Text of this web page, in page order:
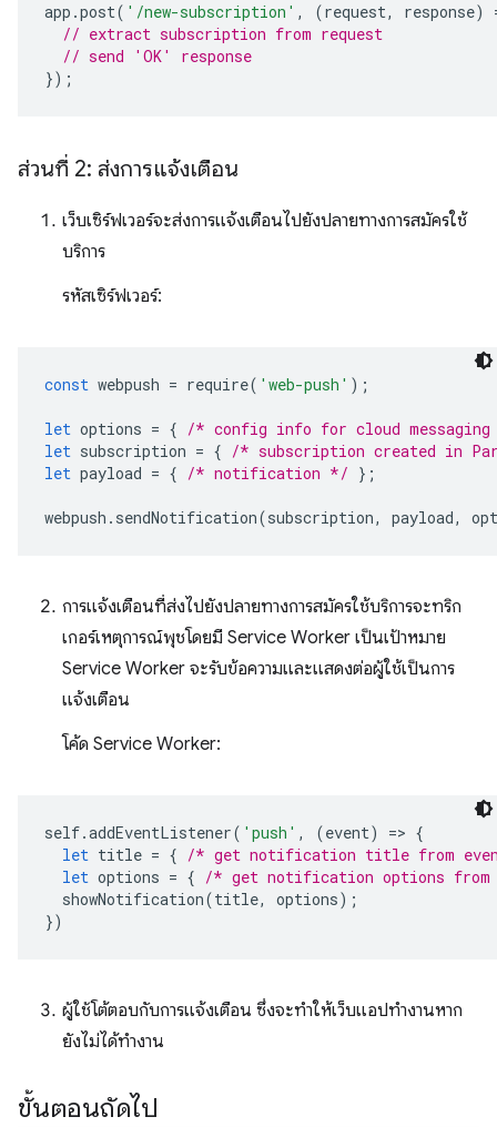
app .post( '/new-subscription' , (request, response)
// extract subscription from request
// send 'OK' response
});
ส่วนที่ 2: ส่งการแจ้งเตือน
เว็บเซิร์ฟเวอร์จะส่งการแจ้งเตือนไปยังปลายทางการสมัครใช้
บริการ
รหัสเซิร์ฟเวอร์:
const webpush = require( 'web-push' );
let options = { /* config info for cloud messaging
let subscription = { /* subscription created in
let payload = { /* notification */ };
webpush . sendNotification(subscription, payload,
การแจ้งเตือนที่ส่งไปยังปลายทางการสมัครใช้บริการจะทริก
เกอร์เหตุการณ์พุชโดยมี Service Worker เป็นเป้าหมาย
Service Worker จะรับข้อความและแสดงต่อผู้ใช้เป็นการ
แจ้งเตือน
โค้ด Service Worker:
self.addEventListener( 'push' , (event) => {
let title = { /* get notification title from
let options = { /* get notification options from
showNotification(title, options);
})
ผู้ใช้โต้ตอบกับการแจ้งเตือน ซึ่งจะทำให้เว็บแอปทำงานหาก
ยังไม่ได้ทำงาน
ขั้นตอนถัดไป